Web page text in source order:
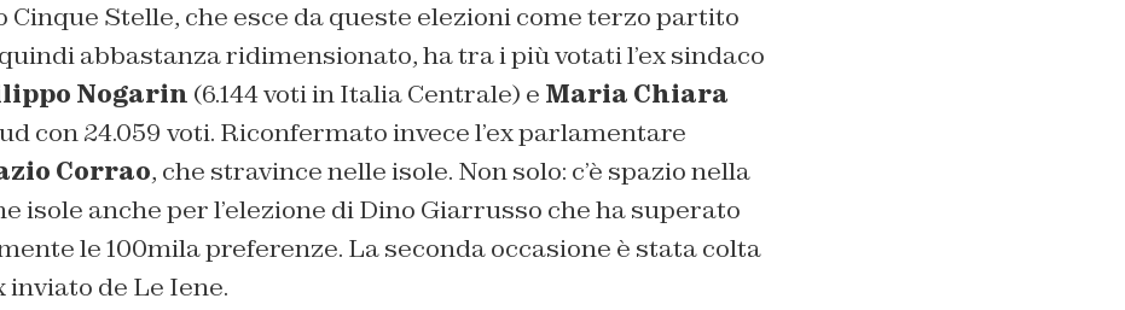
Cinque Stelle, che esce da queste elezioni come terzo partito
abbastanza ridimensionato, ha tra i più votati l’ex sindaco
Nogarin (6.144 voti in Italia Centrale) e Maria Chiara
con 24.059 voti. Riconfermato invece l’ex parlamentare
Corrao, che stravince nelle isole. Non solo: c’è spazio nella
isole anche per l’elezione di Dino Giarrusso che ha superato
le 100mila preferenze. La seconda occasione è stata colta
inviato de Le Iene.